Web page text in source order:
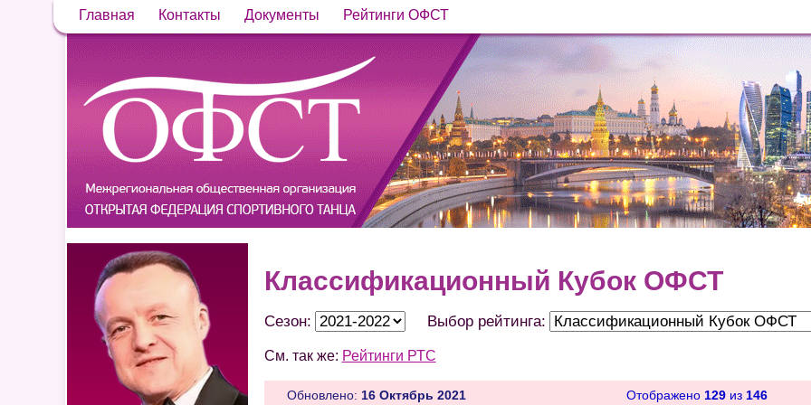
Классификационный Кубок ОФСТ
Сезон: Выбор рейтинга:
См. так же: Рейтинги РТС
Обновлено: 16 Октябрь 2021 Отображено 129из 146
Главная Контакты Документы Рейтинги ОФСТ